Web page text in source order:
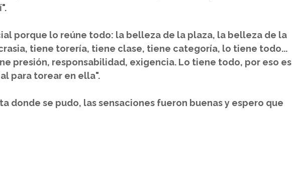
porque lo reúne todo: la belleza de la plaza, la belleza de la
tiene torería, tiene clase, tiene categoría, lo tiene todo...
presión, responsabilidad, exigencia. Lo tiene todo, por eso es
para torear en ella".
donde se pudo, las sensaciones fueron buenas y espero que